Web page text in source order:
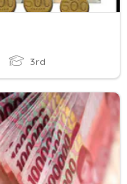
3rd